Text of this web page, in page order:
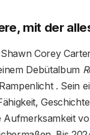
mit der
Corey
Debütalbum
. Sein
Aufmerksamkeit